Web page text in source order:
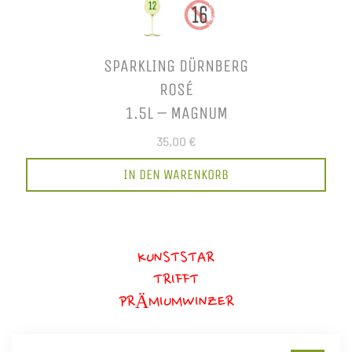
SPARKLING DÜRNBERG
ROSÉ
1.5L – MAGNUM
35,00 €
IN DEN WARENKORB
KUNSTSTAR
TRIFFT
PRÄMIUMWINZER